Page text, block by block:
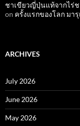
ชาเขียวญี่ปุ่นแท้จากไร่
on ครั้งแรกของโลก มา
ARCHIVES
July 2026
June 2026
May 2026